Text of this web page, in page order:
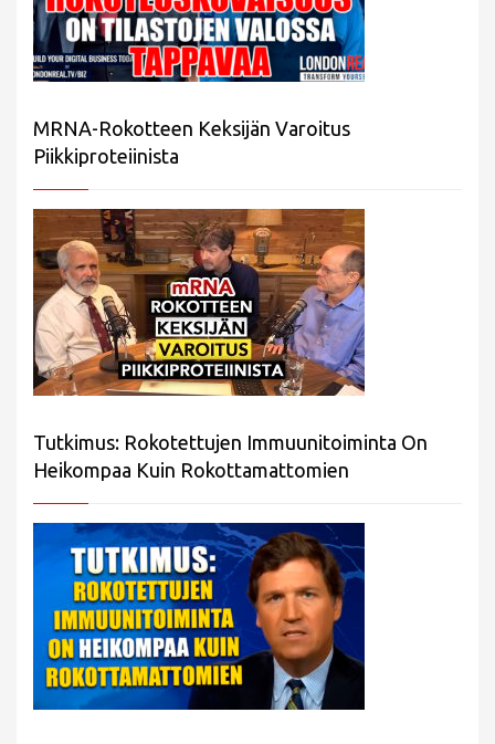
MRNA-Rokotteen Keksijän Varoitus
Piikkiproteiinista
Tutkimus: Rokotettujen Immuunitoiminta On
Heikompaa Kuin Rokottamattomien